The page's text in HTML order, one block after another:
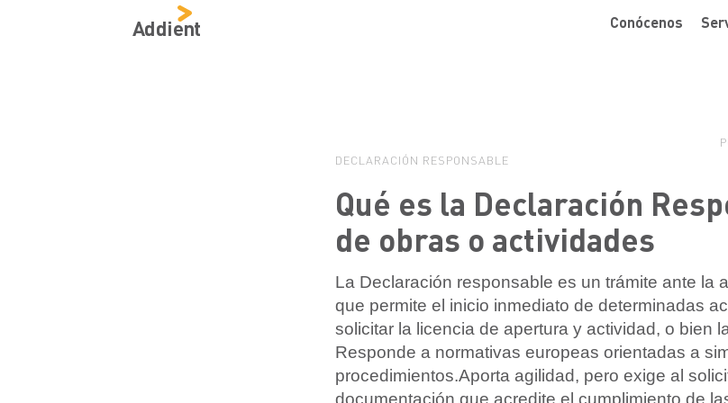
Addient Conócenos
DECLARACIÓN RESPONSABLE
Qué es la Declaración
de obras o actividades
La Declaración responsable es un trámite ante la
que permite el inicio inmediato de determinadas
solicitar la licencia de apertura y actividad, o bien
Responde a normativas europeas orientadas a
procedimientos.Aporta agilidad, pero exige al
documentación que acredite el cumplimiento de